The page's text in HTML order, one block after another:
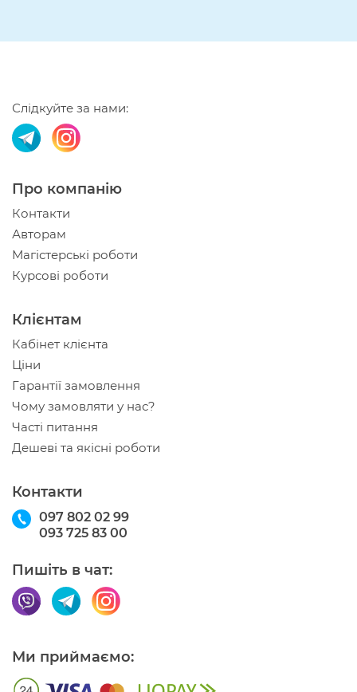
Слідкуйте за нами:
Про компанію
Контакти
Авторам
Магістерські роботи
Курсові роботи
Клієнтам
Кабінет клієнта
Ціни
Гарантії замовлення
Чому замовляти у нас?
Часті питання
Дешеві та якісні роботи
Контакти
097 802 02 99
093 725 83 00
Пишіть в чат:
Ми приймаємо: